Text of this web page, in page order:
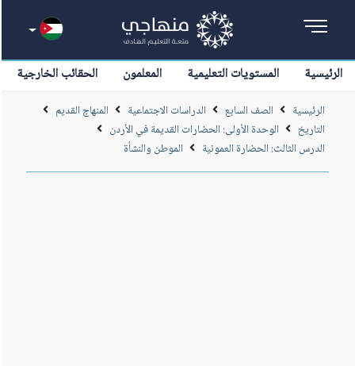
الرئيسية المستويات التعليمية المعلمون الحقائب الخارجية
الرئيسية الصف السابع الدراسات الاجتماعية
المنهاج القديم
التاريخ
الوحدة الأولى: الحضارات القديمة في الأردن
الدرس الثالث: الحضارة العمونية
الموطن والنشأة